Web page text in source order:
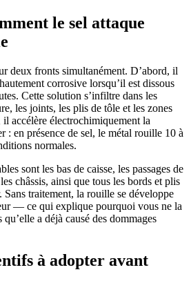
le sel attaque
deux fronts simultanément. D’abord, il
corrosive lorsqu’il est dissous
Cette solution s’infiltre dans les
les joints, les plis de tôle et les zones
accélère électrochimiquement la
: en présence de sel, le métal rouille 10 à
normales.
sont les bas de caisse, les passages de
châssis, ainsi que tous les bords et plis
Sans traitement, la rouille se développe
— ce qui explique pourquoi vous ne la
a déjà causé des dommages
à adopter avant